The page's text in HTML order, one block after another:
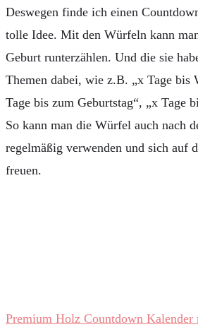
Deswegen finde ich einen
tolle Idee. Mit den Würfeln kann
Geburt runterzählen. Und die sie
Themen dabei, wie z.B. „x Tage bis
Tage bis zum Geburtstag“, „x Tage
So kann man die Würfel auch nach
regelmäßig verwenden und sich auf
freuen.
Premium Holz Countdown